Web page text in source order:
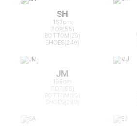
SH
163cm
TOP(55)
BOTTOM(26)
SHOES(240)
JM
166cm
TOP(55)
BOTTOM(25)